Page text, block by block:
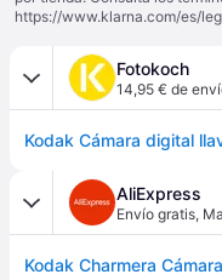
https://www.klarna.com/es/
Fotokoch
14,95 € de
AliExpress
Envío gratis,